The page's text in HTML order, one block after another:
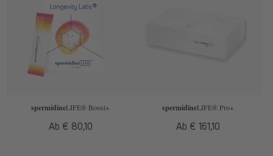
spermidineLIFE® Boost+
Normaler
Ab € 80,10
spermidineLIFE® Pro+
Normaler
Ab € 161,10